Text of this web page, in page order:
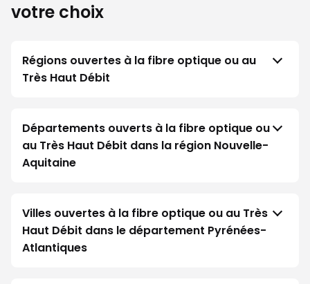
votre choix
Régions ouvertes à la fibre optique ou au
Très Haut Débit
Départements ouverts à la fibre optique ou
au Très Haut Débit dans la région Nouvelle-
Aquitaine
Villes ouvertes à la fibre optique ou au Très
Haut Débit dans le département Pyrénées-
Atlantiques